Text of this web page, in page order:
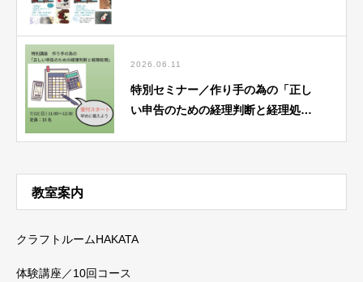
2026.06.11
特別セミナー／作り手の為の「正し
い申告のための経理判断と経理処
教室案内
クラフトルームHAKATA
体験講座／10回コース